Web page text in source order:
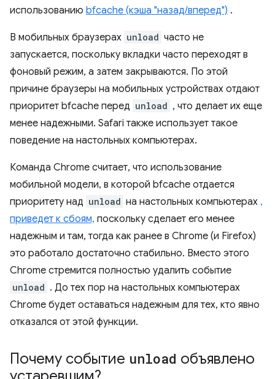
использованию bfcache (кэша "назад/вперед") .
В мобильных браузерах unload часто не
запускается, поскольку вкладки часто переходят в
фоновый режим, а затем закрываются. По этой
причине браузеры на мобильных устройствах отдают
приоритет bfcache перед unload , что делает их еще
менее надежными. Safari также использует такое
поведение на настольных компьютерах.
Команда Chrome считает, что использование
мобильной модели, в которой bfcache отдается
приоритету над unload на настольных компьютерах ,
приведет к сбоям, поскольку сделает его менее
надежным и там, тогда как ранее в Chrome (и Firefox)
это работало достаточно стабильно. Вместо этого
Chrome стремится полностью удалить событие
unload . До тех пор на настольных компьютерах
Chrome будет оставаться надежным для тех, кто явно
отказался от этой функции.
Почему событие unload объявлено